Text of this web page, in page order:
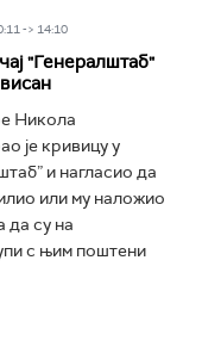
-> 14:10
"Генералштаб"
Никола
je кривицу у
и нагласио да
или му наложио
да су на
с њим поштени